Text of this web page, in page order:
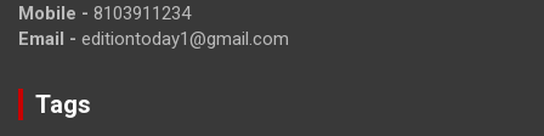
Mobile - 8103911234
Email - editiontoday1@gmail.com
Tags